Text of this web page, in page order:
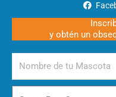
y obtén un
de
tu